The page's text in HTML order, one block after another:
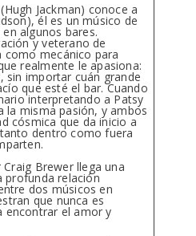
Jackman) conoce a
él es un músico de
algunos bares.
y veterano de
como mecánico para
realmente le apasiona:
sin importar cuán grande
que esté el bar. Cuando
interpretando a Patsy
la misma pasión, y ambos
cósmica que da inicio a
dentro como fuera
Brewer llega una
profunda relación
dos músicos en
que nunca es
encontrar el amor y